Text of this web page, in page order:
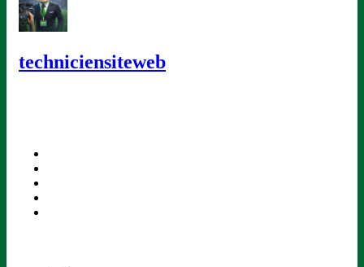
techniciensiteweb